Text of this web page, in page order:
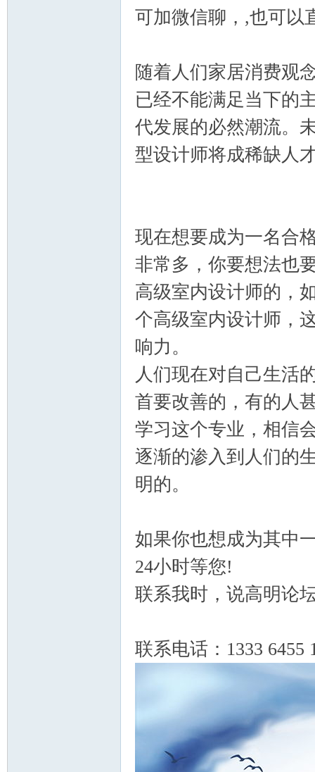
可加微信聊，,也可以
随着人们家居消费观
已经不能满足当下的
代发展的必然潮流。
型设计师将成稀缺人
现在想要成为一名合
非常多，你要想法也
高级室内设计师的，
个高级室内设计师，
响力。
人们现在对自己生活
首要改善的，有的人
学习这个专业，相信
逐渐的渗入到人们的
明的。
如果你也想成为其中
24小时等您!
联系我时，说高明论
联系电话：1333 6455